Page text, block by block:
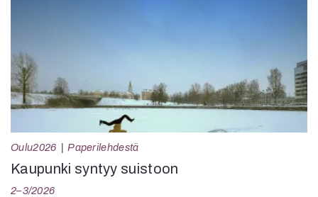
Oulu2026 Paperilehdestä
Kaupunki syntyy suistoon
2–3/2026